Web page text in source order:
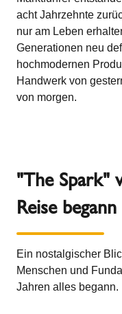
acht Jahrzehnte
nur am Leben
Generationen neu
hochmodernen
Handwerk von
von morgen.
"The Spark"
Reise begann
Ein nostalgischer
Menschen und
Jahren alles begann.